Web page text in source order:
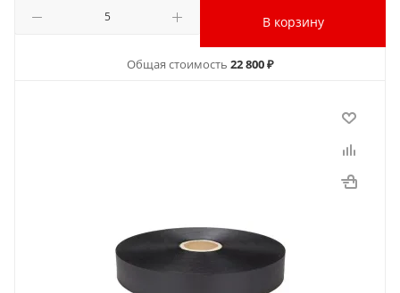
В корзину
Общая стоимость 22 800 ₽